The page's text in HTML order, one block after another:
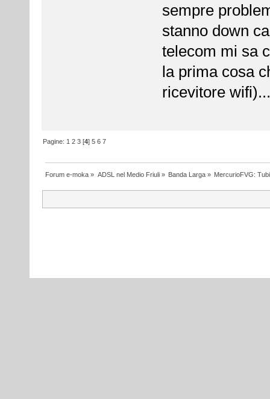
sempre
stanno down
telecom mi sa
la prima cosa
ricevitore wifi)...
Pagine: 1 2 3 [4]5 6 7
Forum e-moka » ADSL nel Medio Friuli» Banda Larga» MercurioFVG: